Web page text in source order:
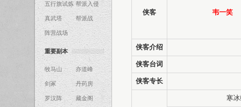
五行旗试炼 帮派入侵
真武塔 帮派战
阵营战场
重要副本
牧马山 亦道峰
剑冢 丹药房
罗汉阵 藏金阁
侠客 韦一笑
侠客介绍
侠客台词
侠客专长
寒